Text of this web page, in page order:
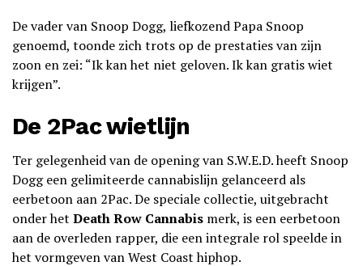
De vader van Snoop Dogg, liefkozend Papa Snoop
genoemd, toonde zich trots op de prestaties van zijn
zoon en zei: “Ik kan het niet geloven. Ik kan gratis wiet
krijgen”.
De 2Pac wietlijn
Ter gelegenheid van de opening van S.W.E.D. heeft Snoop
Dogg een gelimiteerde cannabislijn gelanceerd als
eerbetoon aan 2Pac. De speciale collectie, uitgebracht
onder het Death Row Cannabis merk, is een eerbetoon
aan de overleden rapper, die een integrale rol speelde in
het vormgeven van West Coast hiphop.